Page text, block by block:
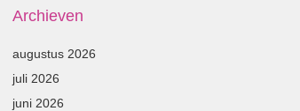
Archieven
augustus 2026
juli 2026
juni 2026